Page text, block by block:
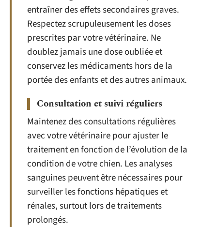
entraîner des effets secondaires graves.
Respectez scrupuleusement les doses
prescrites par votre vétérinaire. Ne
doublez jamais une dose oubliée et
conservez les médicaments hors de la
portée des enfants et des autres animaux.
Consultation et suivi réguliers
Maintenez des consultations régulières
avec votre vétérinaire pour ajuster le
traitement en fonction de l’évolution de la
condition de votre chien. Les analyses
sanguines peuvent être nécessaires pour
surveiller les fonctions hépatiques et
rénales, surtout lors de traitements
prolongés.